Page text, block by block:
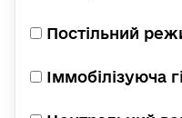
Постільний
Іммобілізуюча